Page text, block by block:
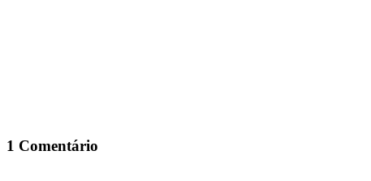
1 Comentário